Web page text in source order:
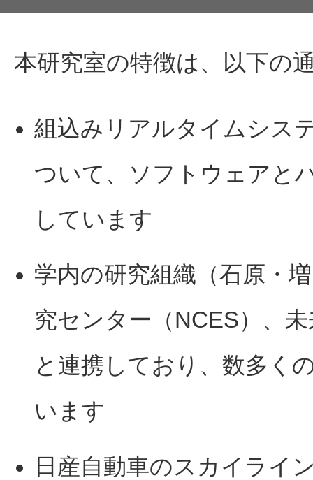
本研究室の特徴は、以下の
組込みリアルタイムシス
ついて、ソフトウェアと
しています
学内の研究組織（石原・
究センター（NCES）、
と連携しており、数多く
います
日産自動車のスカイライ